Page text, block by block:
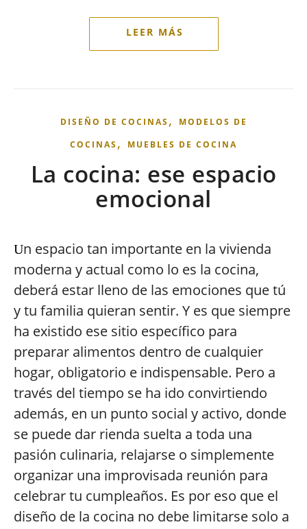
DISEÑO DE COCINAS,
MODELOS DE
COCINAS, MUEBLES DE COCINA
La cocina: ese espacio
emocional
Un espacio tan importante en la vivienda
moderna y actual como lo es la cocina,
deberá estar lleno de las emociones que tú
y tu familia quieran sentir. Y es que siempre
ha existido ese sitio específico para
preparar alimentos dentro de cualquier
hogar, obligatorio e indispensable. Pero a
través del tiempo se ha ido convirtiendo
además, en un punto social y activo, donde
se puede dar rienda suelta a toda una
pasión culinaria, relajarse o simplemente
organizar una improvisada reunión para
celebrar tu cumpleaños. Es por eso que el
diseño de la cocina no debe limitarse solo a